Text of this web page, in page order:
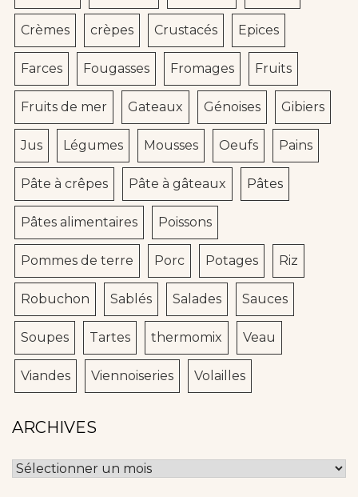
Crèmes crèpes Crustacés Epices
Farces Fougasses Fromages Fruits
Fruits de mer Gateaux Génoises Gibiers
Jus Légumes Mousses Oeufs Pains
Pâte à crêpes Pâte à gâteaux Pâtes
Pâtes alimentaires Poissons
Pommes de terre Porc Potages Riz
Robuchon Sablés Salades Sauces
Soupes Tartes thermomix Veau
Viandes Viennoiseries Volailles
ARCHIVES
Archives